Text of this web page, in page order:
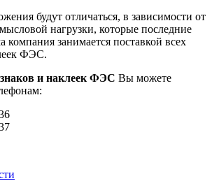
будут отличаться, в зависимости от
нагрузки, которые последние
компания занимается поставкой всех
ФЭС.
знаков и наклеек ФЭС Вы можете